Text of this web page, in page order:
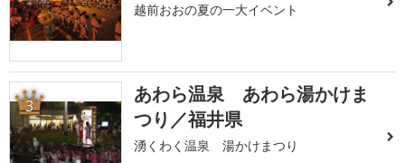
越前おおの夏の一大イベント
3
あわら温泉 あわら湯かけま
つり／福井県
湧くわく温泉 湯かけまつり